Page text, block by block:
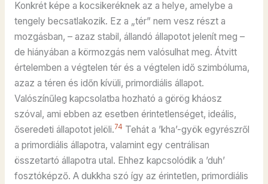
Konkrét képe a kocsikeréknek az a helye, amelybe a
tengely becsatlakozik. Ez a „tér” nem vesz részt a
mozgásban, – azaz stabil, állandó állapotot jelenít meg –
de hiányában a körmozgás nem valósulhat meg. Átvitt
értelemben a végtelen tér és a végtelen idő szimbóluma,
azaz a téren és időn kívüli, primordiális állapot.
Valószínűleg kapcsolatba hozható a görög kháosz
szóval, ami ebben az esetben érintetlenséget, ideális,
őseredeti állapotot jelöli.74 Tehát a ’kha’-gyök egyrészről
a primordiális állapotra, valamint egy centrálisan
összetartó állapotra utal. Ehhez kapcsolódik a ’duh’
fosztóképző. A dukkha szó így az érintetlen, primordiális